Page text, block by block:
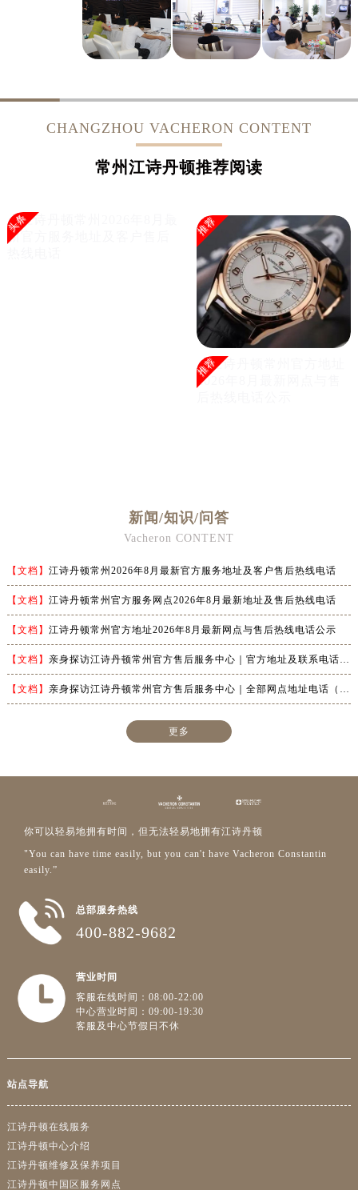
CHANGZHOU VACHERON CONTENT
常州江诗丹顿推荐阅读
头条 推荐
推荐
新闻/知识/问答
Vacheron CONTENT
【文档】 江诗丹顿常州2026年8月最新官方服务地址及客户售后热线电话
【文档】 江诗丹顿常州官方服务网点2026年8月最新地址及售后热线电话
【文档】 江诗丹顿常州官方地址2026年8月最新网点与售后热线电话公示
【文档】 亲身探访江诗丹顿常州官方售后服务中心｜官方地址及联系电话（2026年7月最新）
【文档】 亲身探访江诗丹顿常州官方售后服务中心｜全部网点地址电话（2026年7月最新）
更多
你可以轻易地拥有时间，但无法轻易地拥有江诗丹顿
"You can have time easily, but you can't have Vacheron Constantin
easily.”
总部服务热线
400-882-9682
营业时间
客服在线时间：08:00-22:00
中心营业时间：09:00-19:30
客服及中心节假日不休
站点导航
江诗丹顿在线服务
江诗丹顿中心介绍
江诗丹顿维修及保养项目
江诗丹顿中国区服务网点